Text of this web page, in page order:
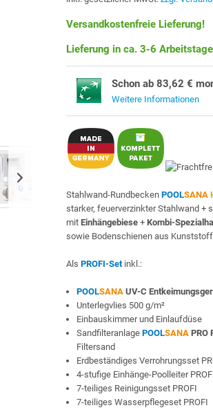
Versandkostenfreie Lieferung!
Lieferung in ca. 3-6
Schon ab 83,62 €
Weitere Informationen
Stahlwand-RundbeckenPOOLSANA
starker, feuerverzinkter Stahlwand +
mitEinhängebiese +Kombi-
sowie Bodenschienen aus
AlsPROFI-Setinkl.:
POOLSANA UV-C
Unterlegvlies 500 g/m²
Einbauskimmer und Einlaufdüse
SandfilteranlagePOOLSANA PRO
Filtersand
Erdbeständiges Verrohrungsset
4-stufige Einhänge-Poolleiter
7-teiliges Reinigungsset PROFI
7-teiliges Wasserpflegeset PROFI